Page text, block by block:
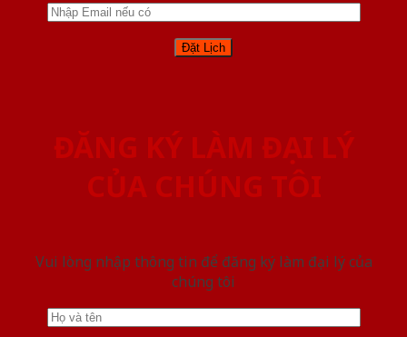
ĐĂNG KÝ LÀM ĐẠI LÝ
CỦA CHÚNG TÔI
Vui lòng nhập thông tin để đăng ký làm đại lý của
chúng tôi